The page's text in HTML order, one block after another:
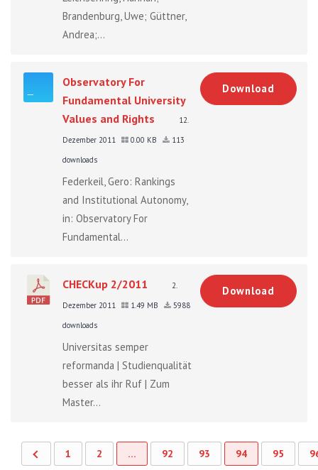
Brandenburg, Uwe; Güttner,
Andrea;...
Observatory For
Fundamental University
Values and Rights
12.
Dezember 2011
0.00 KB
113
downloads
Federkeil, Gero: Rankings
and Institutional Autonomy,
in: Observatory For
Fundamental...
Download
CHECKup 2/2011
2.
Dezember 2011
1.49 MB
5988
downloads
Universitas semper
reformanda | Studienqualität
besser als ihr Ruf | Zum
Master...
Download
1 2 … 92 93 94 95